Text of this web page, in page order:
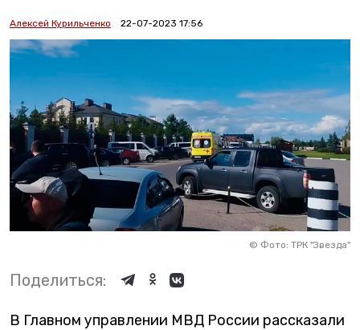
Алексей Курильченко 22-07-2023 17:56
© Фото: ТРК "Звезда"
Поделиться:
В Главном управлении МВД России рассказали